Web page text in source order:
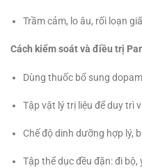
Trầm cảm, lo âu, rối loạn
Cách kiểm soát và điều trị
Dùng thuốc bổ sung
Tập vật lý trị liệu để duy trì
Chế độ dinh dưỡng hợp lý,
Tập thể dục đều đặn: đi